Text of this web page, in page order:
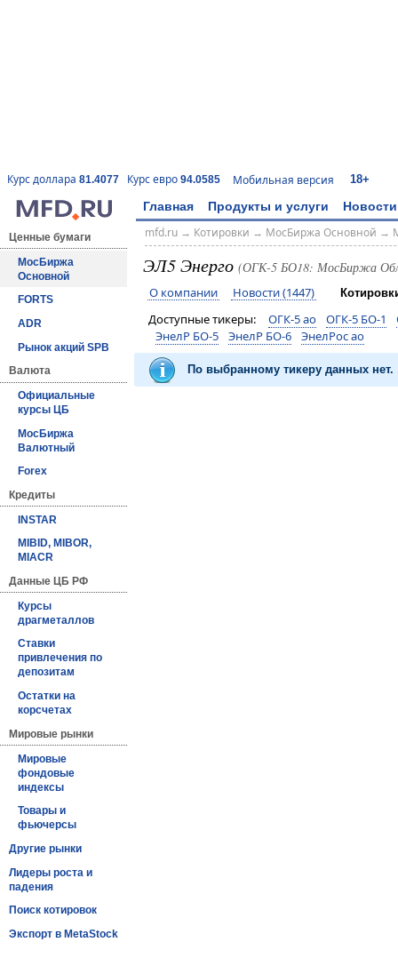
Курс доллара 81.4077 Курс евро 94.0585 Мобильная версия 18+
Главная Продукты и услуги Новости
Ценные бумаги
МосБиржа
Основной
FORTS
ADR
Рынок акций SPB
Валюта
Официальные
курсы ЦБ
МосБиржа
Валютный
Forex
Кредиты
INSTAR
MIBID, MIBOR,
MIACR
Данные ЦБ РФ
Курсы
драгметаллов
Ставки
привлечения по
депозитам
Остатки на
корсчетах
Мировые рынки
Мировые
фондовые
индексы
Товары и
фьючерсы
Другие рынки
Лидеры роста и
падения
Поиск котировок
Экспорт в MetaStock
mfd.ru→ Котировки → МосБиржа Основной →
ЭЛ5 Энерго (ОГК-5 БО18: МосБиржа
О компании Новости (1447)
Доступные тикеры: ОГК-5 ао ОГК-5 БО-1
ЭнелР БО-5
ЭнелР БО-6 ЭнелРос ао
По выбранному тикеру данных нет.